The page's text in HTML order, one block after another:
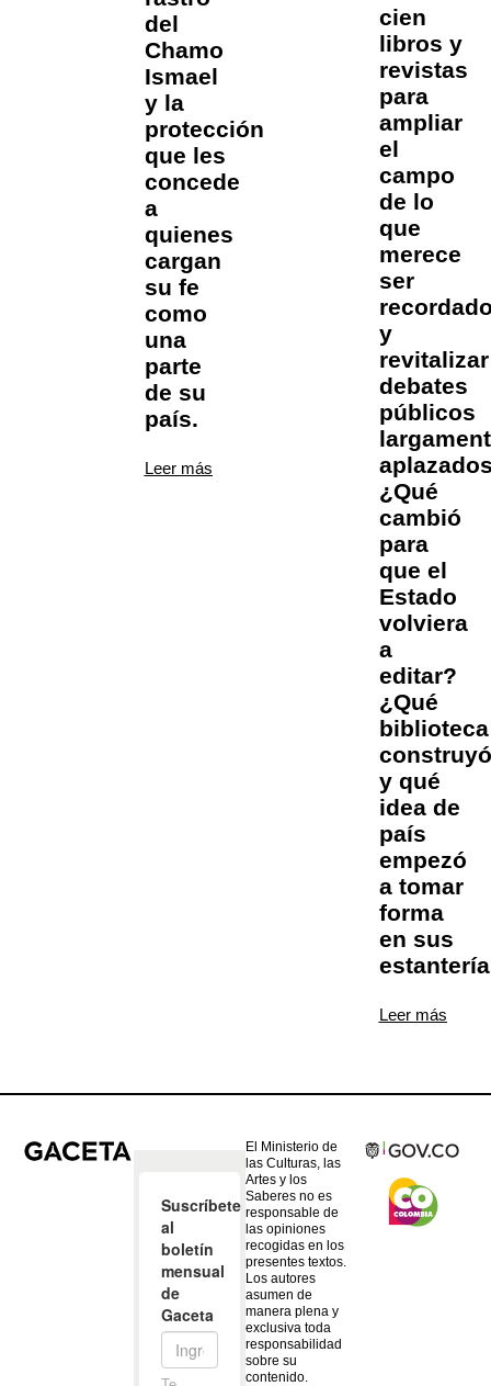
del
Chamo
Ismael
y la
protección
que les
concede
a
quienes
cargan
su fe
como
una
parte
de su
país.
Leer más
cien
libros y
revistas
para
ampliar
el
campo
de lo
que
merece
ser
y
revitalizar
debates
públicos
¿Qué
cambió
para
que el
Estado
volviera
a
editar?
¿Qué
biblioteca
construyó
y qué
idea de
país
empezó
a tomar
forma
en sus
Leer más
El Ministerio de
las Culturas, las
Artes y los
Saberes no es
responsable de
las opiniones
recogidas en los
presentes textos.
Los autores
asumen de
manera plena y
exclusiva toda
responsabilidad
sobre su
contenido.